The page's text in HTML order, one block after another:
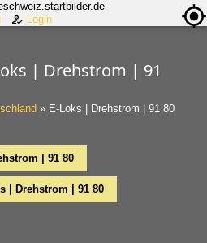
Login
| Drehstrom | 91
» E-Loks | Drehstrom | 91 80
| 91 80
| Drehstrom | 91 80